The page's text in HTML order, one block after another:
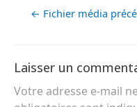
← Fichier média
Laisser un
Votre adresse e-mail